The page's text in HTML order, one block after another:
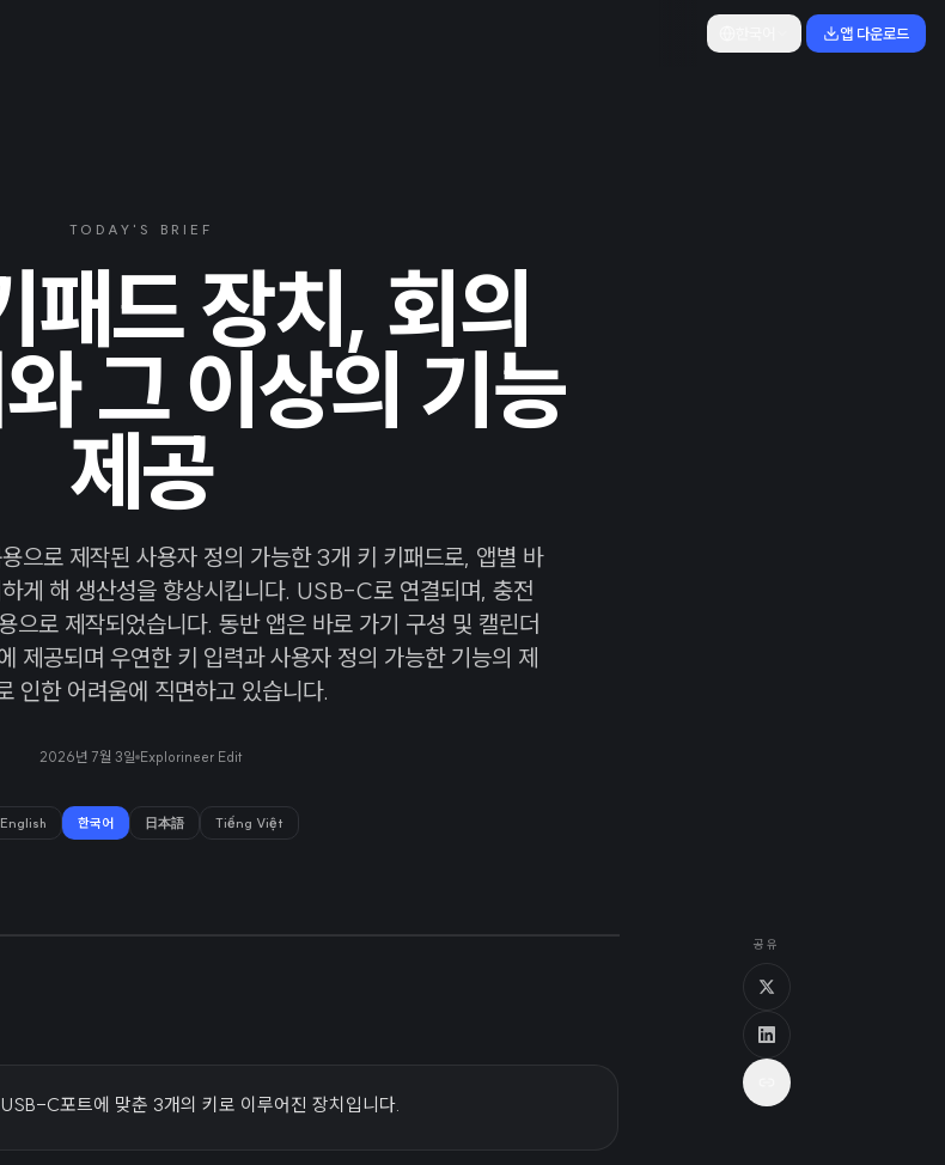
앱 다운로드
TODAY'S BRIEF
드 장치, 회의
그 이상의 기능
제공
으로 제작된 사용자 정의 가능한 3개 키 키패드로, 앱별 바
게 해 생산성을 향상시킵니다. USB-C로 연결되며, 충전
으로 제작되었습니다. 동반 앱은 바로 가기 구성 및 캘린더
제공되며 우연한 키 입력과 사용자 정의 가능한 기능의 제
인한 어려움에 직면하고 있습니다.
2026년 7월 3일 Explorineer Edit
English 한국어 日本語 Tiếng Việt
C포트에 맞춘 3개의 키로 이루어진 장치입니다.
공유